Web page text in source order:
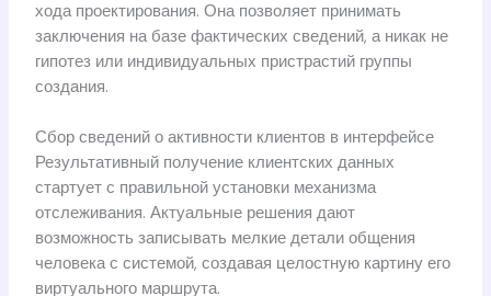
хода проектирования. Она позволяет принимать
заключения на базе фактических сведений, а никак не
гипотез или индивидуальных пристрастий группы
создания.
Сбор сведений о активности клиентов в интерфейсе
Результативный получение клиентских данных
стартует с правильной установки механизма
отслеживания. Актуальные решения дают
возможность записывать мелкие детали общения
человека с системой, создавая целостную картину его
виртуального маршрута.